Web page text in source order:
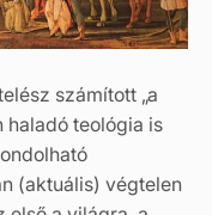
számított „a
haladó teológia is
(aktuális) végtelen